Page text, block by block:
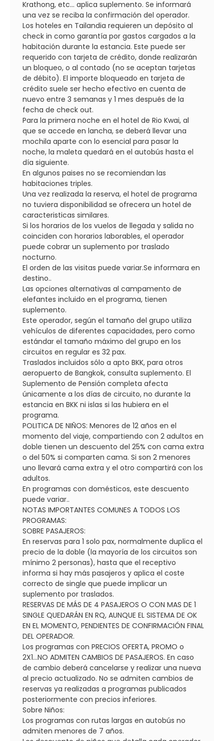
Krathong, etc... aplica suplemento. Se informará
una vez se reciba la confirmación del operador.
Los hoteles en Tailandia requieren un depósito al
check in como garantía por gastos cargados a la
habitación durante la estancia. Este puede ser
requerido con tarjeta de crédito, donde realizarán
un bloqueo, o al contado (no se aceptan tarjetas
de débito). El importe bloqueado en tarjeta de
crédito suele ser hecho efectivo en cuenta de
nuevo entre 3 semanas y 1 mes después de la
fecha de check out.
Para la primera noche en el hotel de Rio Kwai, al
que se accede en lancha, se deberá llevar una
mochila aparte con lo esencial para pasar la
noche, la maleta quedará en el autobús hasta el
día siguiente.
En algunos paises no se recomiendan las
habitaciones triples.
Una vez realizada la reserva, el hotel de programa
no tuviera disponibilidad se ofrecera un hotel de
caracteristicas similares.
Si los horarios de los vuelos de llegada y salida no
coinciden con horarios laborables, el operador
puede cobrar un suplemento por traslado
nocturno.
El orden de las visitas puede variar.Se informara en
destino..
Las opciones alternativas al campamento de
elefantes incluido en el programa, tienen
suplemento.
Este operador, según el tamaño del grupo utiliza
vehículos de diferentes capacidades, pero como
estándar el tamaño máximo del grupo en los
circuitos en regular es 32 pax.
Traslados incluidos sólo a apto BKK, para otros
aeropuerto de Bangkok, consulta suplemento. El
Suplemento de Pensión completa afecta
únicamente a los días de circuito, no durante la
estancia en BKK ni islas si las hubiera en el
programa.
POLITICA DE NIÑOS: Menores de 12 años en el
momento del viaje, compartiendo con 2 adultos en
doble tienen un descuento del 25% con cama extra
o del 50% si comparten cama. Si son 2 menores
uno llevará cama extra y el otro compartirá con los
adultos.
En programas con domésticos, este descuento
puede variar..
NOTAS IMPORTANTES COMUNES A TODOS LOS
PROGRAMAS:
SOBRE PASAJEROS:
En reservas para 1 solo pax, normalmente duplica el
precio de la doble (la mayoría de los circuitos son
mínimo 2 personas), hasta que el receptivo
informa si hay más pasajeros y aplica el coste
correcto de single que puede implicar un
suplemento por traslados.
RESERVAS DE MÁS DE 4 PASAJEROS O CON MAS DE 1
SINGLE QUEDARÁN EN RQ, AUNQUE EL SISTEMA DE OK
EN EL MOMENTO, PENDIENTES DE CONFIRMACIÓN FINAL
DEL OPERADOR.
Los programas con PRECIOS OFERTA, PROMO o
2X1...NO ADMITEN CAMBIOS DE PASAJEROS. En caso
de cambio deberá cancelarse y realizar una nueva
al precio actualizado. No se admiten cambios de
reservas ya realizadas a programas publicados
posteriormente con precios inferiores.
Sobre Niños:
Los programas con rutas largas en autobús no
admiten menores de 7 años.